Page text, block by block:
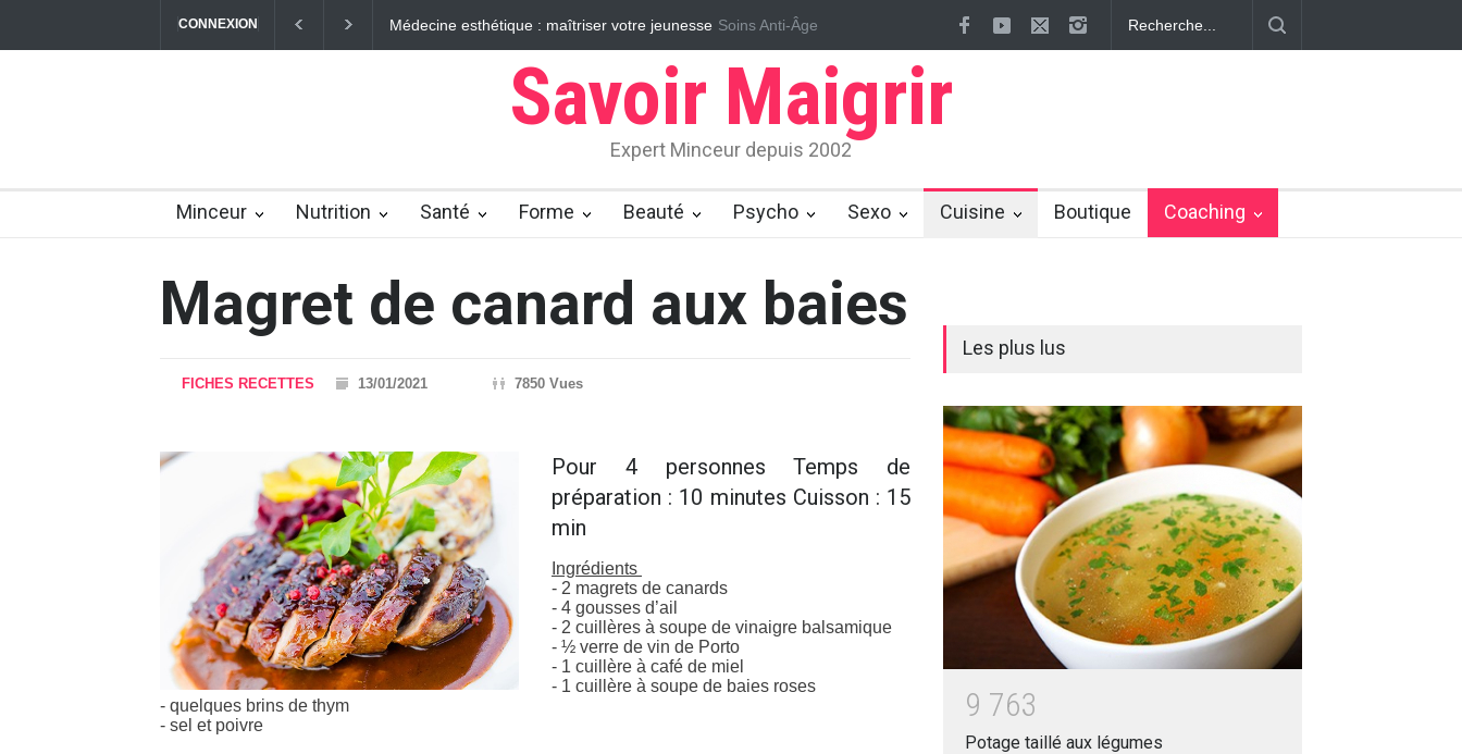
CONNEXION Médecine esthétique : maîtriser votre jeunesse Vrai/Faux sur le cellulite Massages ayurvédiques pour éliminer la cellulite Effaçons définitivement la
Soins Anti-Âge
Savoir Maigrir
Expert Minceur depuis 2002
Minceur Nutrition Santé Forme Beauté Psycho Sexo Cuisine Boutique Coaching
Magret de canard aux baies
FICHES RECETTES 13/01/2021 7850 Vues
Pour 4 personnes Temps de
préparation : 10 minutes Cuisson : 15
min
Ingrédients
- 2 magrets de canards
- 4 gousses d’ail
- 2 cuillères à soupe de vinaigre balsamique
- ½ verre de vin de Porto
- 1 cuillère à café de miel
- 1 cuillère à soupe de baies roses
- quelques brins de thym
- sel et poivre
Les plus lus
9 763
Potage taillé aux légumes